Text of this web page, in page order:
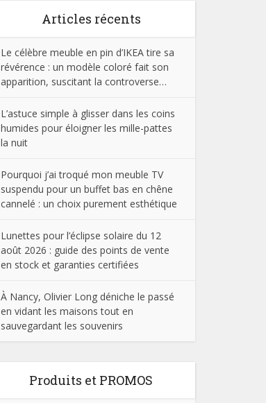
Articles récents
Le célèbre meuble en pin d’IKEA tire sa
révérence : un modèle coloré fait son
apparition, suscitant la controverse…
L’astuce simple à glisser dans les coins
humides pour éloigner les mille-pattes
la nuit
Pourquoi j’ai troqué mon meuble TV
suspendu pour un buffet bas en chêne
cannelé : un choix purement esthétique
Lunettes pour l’éclipse solaire du 12
août 2026 : guide des points de vente
en stock et garanties certifiées
À Nancy, Olivier Long déniche le passé
en vidant les maisons tout en
sauvegardant les souvenirs
Produits et PROMOS